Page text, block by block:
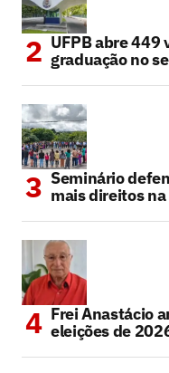
UFPB abre 449
graduação no
Seminário
mais direitos
Frei Anastácio
eleições de